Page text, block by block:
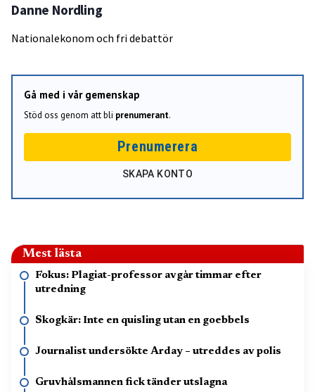
Danne Nordling
Nationalekonom och fri debattör
Gå med i vår gemenskap
Stöd oss genom att bli prenumerant.
Prenumerera
SKAPA KONTO
Mest lästa
Fokus: Plagiat-professor avgår timmar efter
utredning
Skogkär: Inte en quisling utan en goebbels
Journalist undersökte Arday – utreddes av polis
Gruvhålsmannen fick tänder utslagna